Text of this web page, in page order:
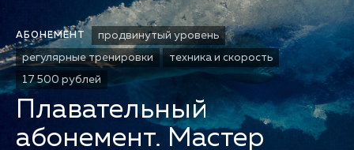
АБОНЕМЕНТ
продвинутый уровень
регулярные тренировки
техника и скорость
17 500 рублей
Плавательный
абонемент. Мастер